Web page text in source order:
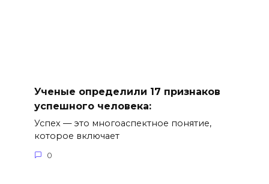
Ученые определили 17 признаков
успешного человека:
Успех — это многоаспектное понятие,
которое включает
0